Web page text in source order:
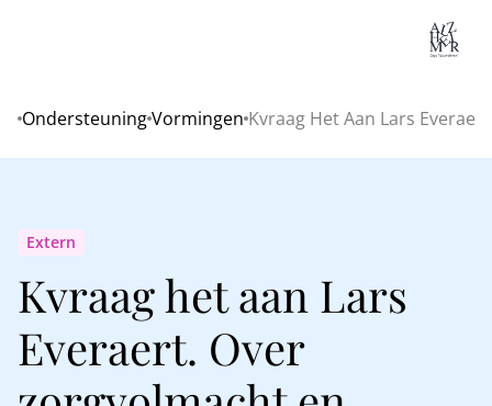
Home
OndersteuningVormingen Kvraag Het Aan Lars
Extern
Kvraag het aan Lars
Everaert. Over